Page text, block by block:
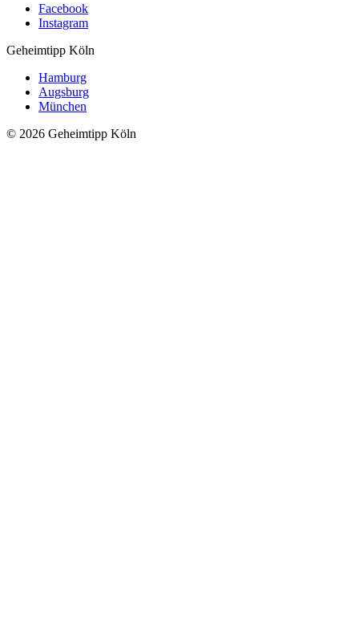
Facebook
Instagram
Geheimtipp Köln
Hamburg
Augsburg
München
© 2026 Geheimtipp Köln